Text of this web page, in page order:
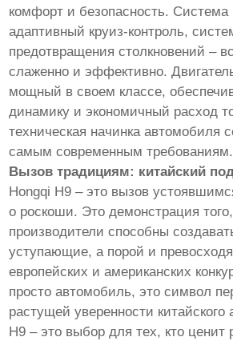
комфорт и безопасность. Система
адаптивный круиз-контроль,
предотвращения столкновений –
слаженно и эффективно.
мощный в своем классе,
динамику и экономичный расход
техническая начинка автомобиля
самым современным требованиям.
Вызов традициям: китайский
Hongqi H9 – это вызов
о роскоши. Это демонстрация
производители способны
уступающие, а порой и
европейских и американских
просто автомобиль, это символ
растущей уверенности китайского
H9 – это выбор для тех, кто